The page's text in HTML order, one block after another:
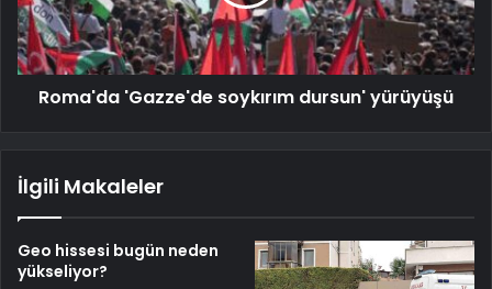
Roma'da 'Gazze'de soykırım dursun' yürüyüşü
İlgili Makaleler
Geo hissesi bugün neden
yükseliyor?